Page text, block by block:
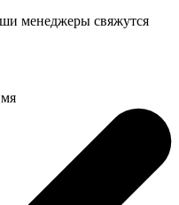
менеджеры свяжутся